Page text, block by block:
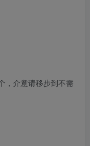
，介意请移步到不需